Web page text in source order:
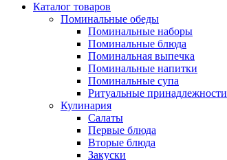
Каталог товаров
Поминальные обеды
Поминальные наборы
Поминальные блюда
Поминальная выпечка
Поминальные напитки
Поминальные супа
Ритуальные принадлежности
Кулинария
Салаты
Первые блюда
Вторые блюда
Закуски